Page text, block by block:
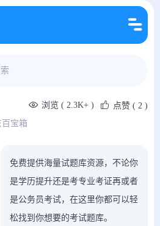
浏览 ( 2.3K+ ) 点赞 ( 2 )
百宝箱
免费提供海量试题库资源，不论你
是学历提升还是考专业考证再或者
是公务员考试，在这里你都可以轻
松找到你想要的考试题库。